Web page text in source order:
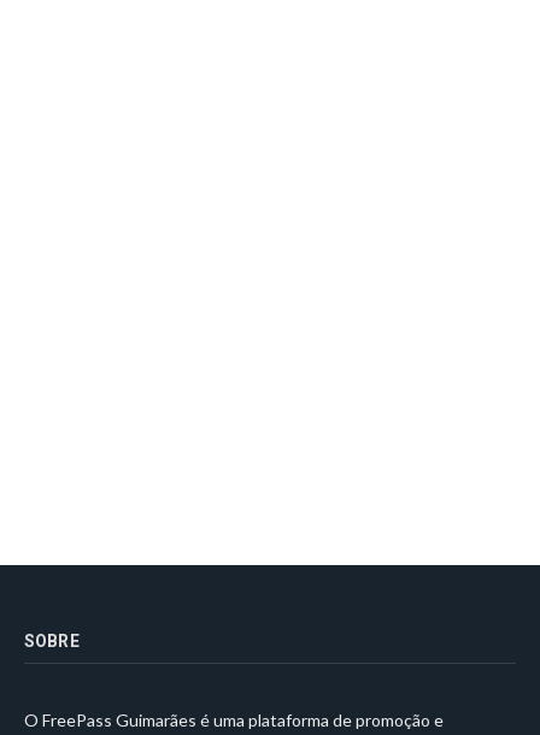
SOBRE
O FreePass Guimarães é uma plataforma de promoção e